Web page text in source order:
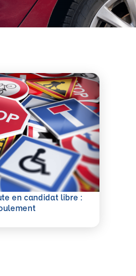
en candidat libre :